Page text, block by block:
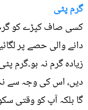
گرم پٹی
کسی صاف کپڑے کو گرم
دانے والی حصے پر
دیں، اس کی وجہ سے
گا بلکہ آپ کو وقتی